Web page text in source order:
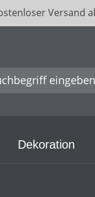
Versand
Dekoration